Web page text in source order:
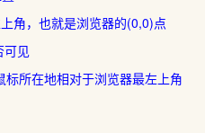
角，也就是浏览器的(0,0)点
可见
所在地相对于浏览器最左上角